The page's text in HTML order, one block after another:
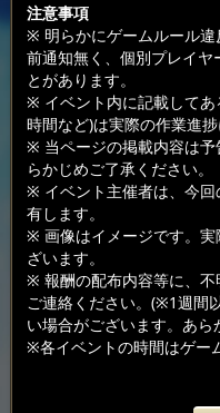
注意事項
※ 明らかにゲームルール
前通知無く、個別プレイヤ
とがあります。
※ イベント内に記載して
時間など)は実際の作業進
※ 当ページの掲載内容は
らかじめご了承ください。
※ イベント主催者は、今
有します。
※ 画像はイメージです。
ざいます。
※ 報酬の配布内容等に、不
ご連絡ください。(※1週間
い場合がございます。あ
※各イベントの時間はゲー